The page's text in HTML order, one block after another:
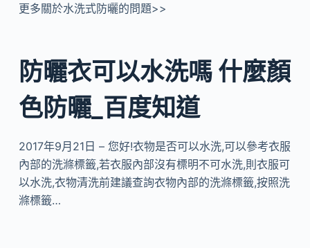
更多關於水洗式防曬的問題>>
防曬衣可以水洗嗎 什麼顏
色防曬_百度知道
2017年9月21日 – 您好!衣物是否可以水洗,可以參考衣服
內部的洗滌標籤,若衣服內部沒有標明不可水洗,則衣服可
以水洗,衣物清洗前建議查詢衣物內部的洗滌標籤,按照洗
滌標籤…